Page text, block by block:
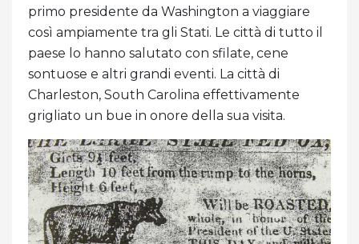
primo presidente da Washington a viaggiare
così ampiamente tra gli Stati. Le città di tutto il
paese lo hanno salutato con sfilate, cene
sontuose e altri grandi eventi. La città di
Charleston, South Carolina effettivamente
grigliato un bue in onore della sua visita.